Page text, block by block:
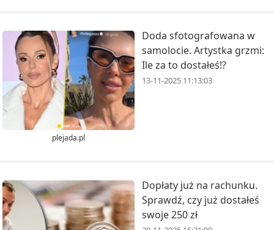
plejada.pl
Doda sfotografowana w
samolocie. Artystka grzmi:
Ile za to dostałeś!?
13-11-2025 11:13:03
Dopłaty już na rachunku.
Sprawdź, czy już dostałeś
swoje 250 zł